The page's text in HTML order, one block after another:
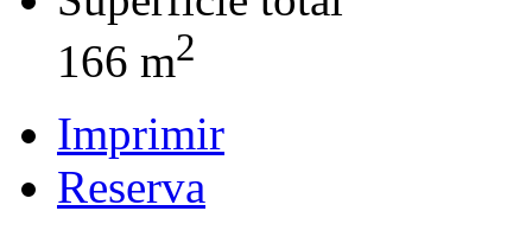
166 m2
Imprimir
Reserva